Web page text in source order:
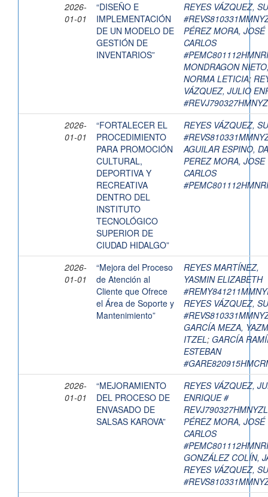
2026-
01-01
“DISEÑO E
IMPLEMENTACIÓN
DE UN MODELO DE
GESTIÓN DE
INVENTARIOS”
REYES VÁZQUEZ,
PÉREZ MORA, JOSÉ
CARLOS
MONDRAGON
NORMA LETICIA;
VÁZQUEZ, JULIO
2026-
01-01
“FORTALECER EL
PROCEDIMIENTO
PARA PROMOCIÓN
CULTURAL,
DEPORTIVA Y
RECREATIVA
DENTRO DEL
INSTITUTO
TECNOLÓGICO
SUPERIOR DE
CIUDAD HIDALGO”
REYES VÁZQUEZ,
AGUILAR ESPINO,
PEREZ MORA, JOSE
CARLOS
2026-
01-01
“Mejora del Proceso
de Atención al
Cliente que Ofrece
el Área de Soporte y
Mantenimiento”
REYES MARTÍNEZ,
YASMIN ELIZABETH
REYES VÁZQUEZ,
GARCÍA MEZA,
ITZEL; GARCÍA
ESTEBAN
2026-
01-01
“MEJORAMIENTO
DEL PROCESO DE
ENVASADO DE
SALSAS KAROVA”
REYES VÁZQUEZ,
ENRIQUE #
PÉREZ MORA, JOSÉ
CARLOS
GONZÁLEZ COLÍN,
REYES VÁZQUEZ,